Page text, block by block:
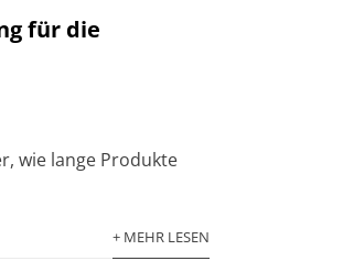
für die
wie lange Produkte
+ MEHR LESEN